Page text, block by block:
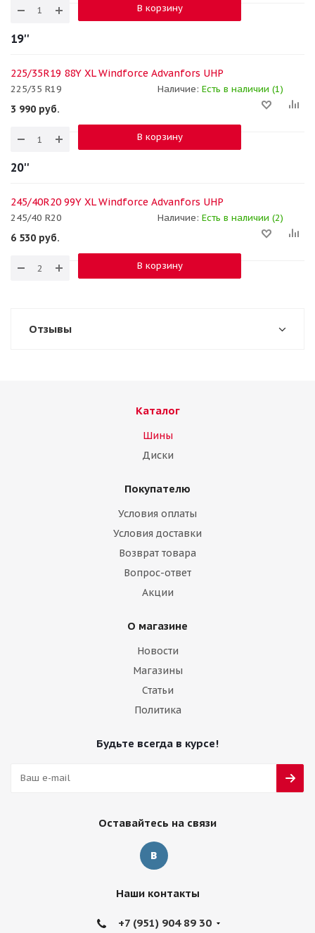
В корзину
19''
225/35R19 88Y XL Windforce Advanfors UHP
225/35 R19 Наличие: Есть в наличии (1)
3 990 руб.
В корзину
20''
245/40R20 99Y XL Windforce Advanfors UHP
245/40 R20 Наличие: Есть в наличии (2)
6 530 руб.
В корзину
Отзывы
Каталог
Шины
Диски
Покупателю
Условия оплаты
Условия доставки
Возврат товара
Вопрос-ответ
Акции
О магазине
Новости
Магазины
Статьи
Политика
Будьте всегда в курсе!
Оставайтесь на связи
Наши контакты
+7 (951) 904 89 30